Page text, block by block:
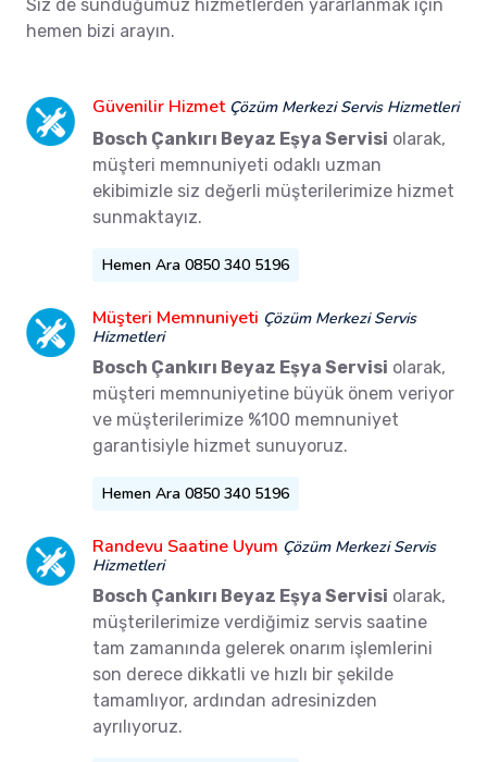
Siz de sunduğumuz hizmetlerden yararlanmak için
hemen bizi arayın.
Güvenilir Hizmet Çözüm Merkezi Servis Hizmetleri
Bosch Çankırı Beyaz Eşya Servisi olarak,
müşteri memnuniyeti odaklı uzman
ekibimizle siz değerli müşterilerimize hizmet
sunmaktayız.
Hemen Ara 0850 340 5196
Müşteri Memnuniyeti Çözüm Merkezi Servis
Hizmetleri
Bosch Çankırı Beyaz Eşya Servisi olarak,
müşteri memnuniyetine büyük önem veriyor
ve müşterilerimize %100 memnuniyet
garantisiyle hizmet sunuyoruz.
Hemen Ara 0850 340 5196
Randevu Saatine Uyum Çözüm Merkezi Servis
Hizmetleri
Bosch Çankırı Beyaz Eşya Servisi olarak,
müşterilerimize verdiğimiz servis saatine
tam zamanında gelerek onarım işlemlerini
son derece dikkatli ve hızlı bir şekilde
tamamlıyor, ardından adresinizden
ayrılıyoruz.